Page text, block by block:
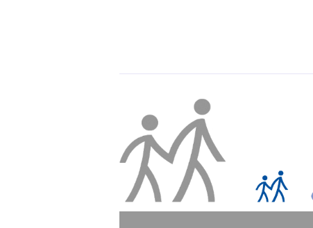
privind
conducătorilor
auto
care
conduc
maşini
cu
volanul